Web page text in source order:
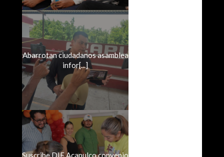
Abarrotan ciudadanos asamblea
infor[...]
Suscribe DIF Acapulco convenio